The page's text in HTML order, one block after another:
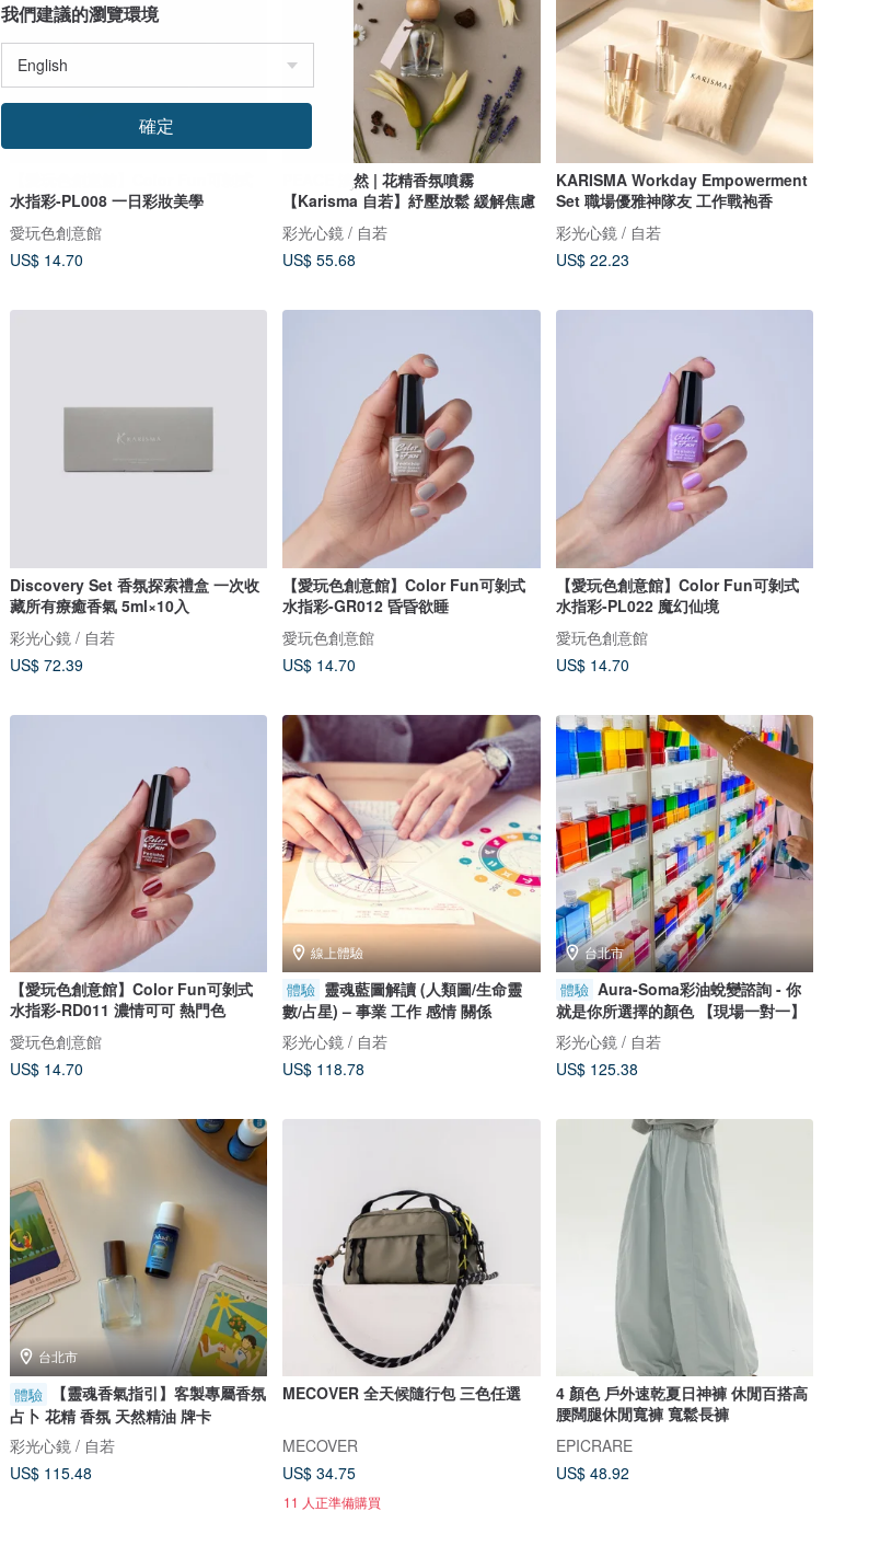
水指彩-PL008 一日彩妝美學
愛玩色創意館
US$ 14.70
PEACE 淡然 | 花精香氛噴霧
【Karisma 自若】紓壓放鬆 緩解焦慮
彩光心鏡 / 自若
US$ 55.68
KARISMA Workday Empowerment
Set 職場優雅神隊友 工作戰袍香
彩光心鏡 / 自若
US$ 22.23
Discovery Set 香氛探索禮盒 一次收
藏所有療癒香氣 5ml×10入
彩光心鏡 / 自若
US$ 72.39
【愛玩色創意館】Color Fun可剝式
水指彩-GR012 昏昏欲睡
愛玩色創意館
US$ 14.70
【愛玩色創意館】Color Fun可剝式
水指彩-PL022 魔幻仙境
愛玩色創意館
US$ 14.70
【愛玩色創意館】Color Fun可剝式
水指彩-RD011 濃情可可 熱門色
愛玩色創意館
US$ 14.70
線上體驗
體驗 靈魂藍圖解讀 (人類圖/生命靈
數/占星) – 事業 工作 感情 關係
彩光心鏡 / 自若
US$ 118.78
台北市
體驗 Aura-Soma彩油蛻變諮詢 - 你
就是你所選擇的顏色 【現場一對一】
彩光心鏡 / 自若
US$ 125.38
台北市
體驗
【靈魂香氣指引】客製專屬香氛
占卜 花精 香氛 天然精油 牌卡
彩光心鏡 / 自若
US$ 115.48
MECOVER 全天候隨行包 三色任選
MECOVER
US$ 34.75
11 人正準備購買
4 顏色 戶外速乾夏日神褲 休閒百搭高
腰闊腿休閒寬褲 寬鬆長褲
EPICRARE
US$ 48.92
我們建議的瀏覽環境
確定